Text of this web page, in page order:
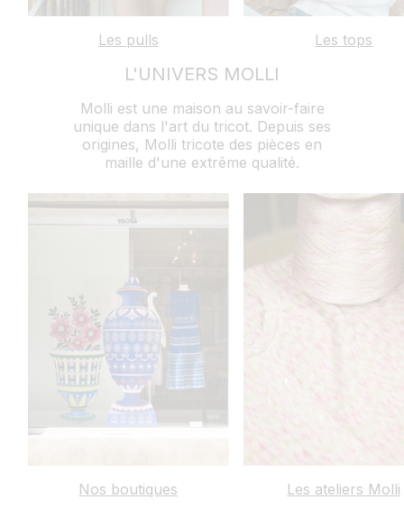
Les pulls Les tops
L'UNIVERS MOLLI
Molli est une maison au savoir-faire
unique dans l'art du tricot. Depuis ses
origines, Molli tricote des pièces en
maille d'une extrême qualité.
Nos boutiques Les ateliers Molli